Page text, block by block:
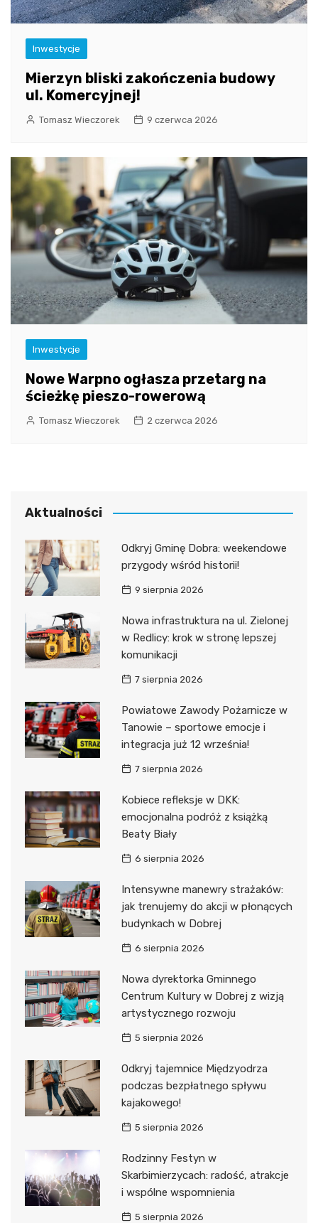
Inwestycje
Mierzyn bliski zakończenia budowy
ul. Komercyjnej!
Tomasz Wieczorek 9 czerwca 2026
Inwestycje
Nowe Warpno ogłasza przetarg na
ścieżkę pieszo-rowerową
Tomasz Wieczorek 2 czerwca 2026
Aktualności
Odkryj Gminę Dobra: weekendowe
przygody wśród historii!
9 sierpnia 2026
Nowa infrastruktura na ul. Zielonej
w Redlicy: krok w stronę lepszej
komunikacji
7 sierpnia 2026
Powiatowe Zawody Pożarnicze w
Tanowie – sportowe emocje i
integracja już 12 września!
7 sierpnia 2026
Kobiece refleksje w DKK:
emocjonalna podróż z książką
Beaty Biały
6 sierpnia 2026
Intensywne manewry strażaków:
jak trenujemy do akcji w płonących
budynkach w Dobrej
6 sierpnia 2026
Nowa dyrektorka Gminnego
Centrum Kultury w Dobrej z wizją
artystycznego rozwoju
5 sierpnia 2026
Odkryj tajemnice Międzyodrza
podczas bezpłatnego spływu
kajakowego!
5 sierpnia 2026
Rodzinny Festyn w
Skarbimierzycach: radość, atrakcje
i wspólne wspomnienia
5 sierpnia 2026